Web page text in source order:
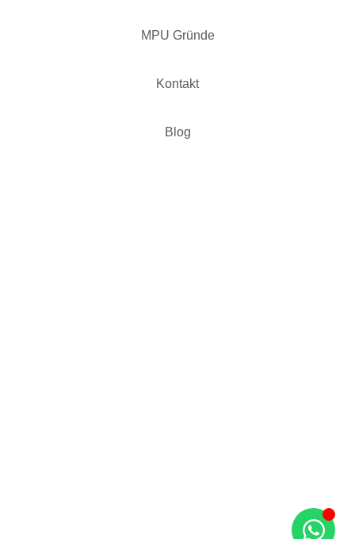
MPU Gründe
Kontakt
Blog